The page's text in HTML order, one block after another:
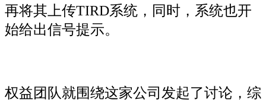
再将其上传TIRD系统，同时，系统也开
始给出信号提示。
权益团队就围绕这家公司发起了讨论，综